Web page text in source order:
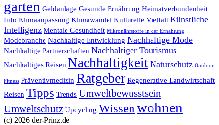
garten Geldanlage Gesunde Ernährung Heimatverbundenheit
Info Klimaanpassung Klimawandel Kulturelle Vielfalt Künstliche
Intelligenz Mentale Gesundheit Mikronährstoffe in der Ernährung
Modebranche Nachhaltige Entwicklung Nachhaltige Mode
Nachhaltige Partnerschaften Nachhaltiger Tourismus
Nachhaltiges Reisen Nachhaltigkeit Naturschutz Outdoor
Fitness Präventivmedizin Ratgeber Regenerative Landwirtschaft
Reisen Tipps Trends Umweltbewusstsein
Umweltschutz Upcycling Wissen wohnen
(c) 2026 der-Prinz.de